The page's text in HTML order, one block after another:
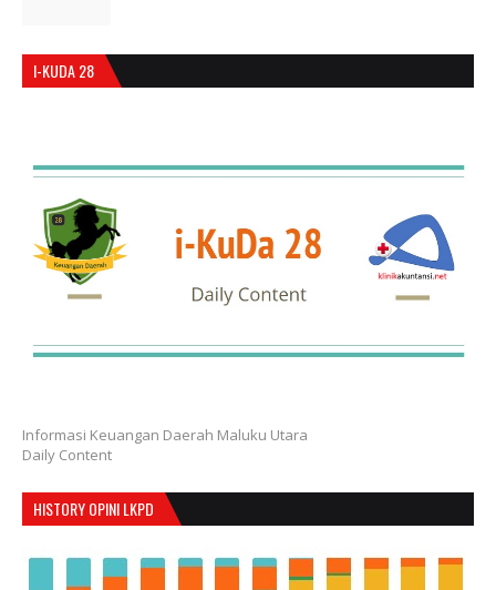
I-KUDA 28
Informasi Keuangan Daerah Maluku Utara
Daily Content
HISTORY OPINI LKPD